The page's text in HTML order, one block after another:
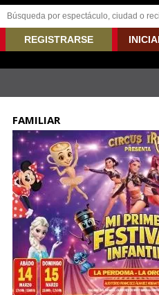
REGISTRARSE
FAMILIAR